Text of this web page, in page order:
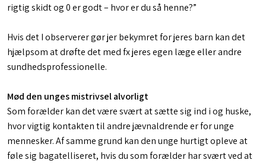
rigtig skidt og 0 er godt – hvor er du så henne?”
Hvis det I observerer gør jer bekymret for jeres barn kan det
hjælpsom at drøfte det med fx jeres egen læge eller andre
sundhedsprofessionelle.​
Mød den unges mistrivsel alvorligt
Som forælder kan det være svært at sætte sig ind i og huske,
hvor vigtig kontakten til andre jævnaldrende er for unge
mennesker. Af samme grund kan den unge hurtigt opleve at
føle sig bagatelliseret, hvis du som forælder har svært ved at